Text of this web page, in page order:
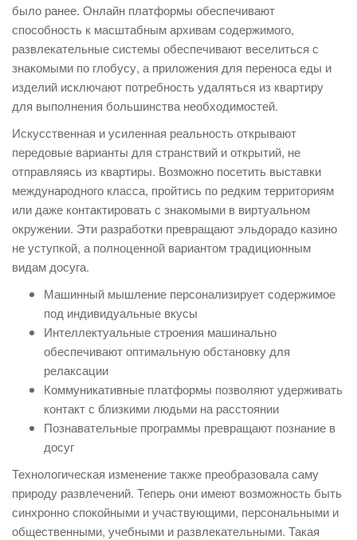
было ранее. Онлайн платформы обеспечивают
способность к масштабным архивам содержимого,
развлекательные системы обеспечивают веселиться с
знакомыми по глобусу, а приложения для переноса еды и
изделий исключают потребность удаляться из квартиру
для выполнения большинства необходимостей.
Искусственная и усиленная реальность открывают
передовые варианты для странствий и открытий, не
отправляясь из квартиры. Возможно посетить выставки
международного класса, пройтись по редким территориям
или даже контактировать с знакомыми в виртуальном
окружении. Эти разработки превращают эльдорадо казино
не уступкой, а полноценной вариантом традиционным
видам досуга.
Машинный мышление персонализирует содержимое
под индивидуальные вкусы
Интеллектуальные строения машинально
обеспечивают оптимальную обстановку для
релаксации
Коммуникативные платформы позволяют удерживать
контакт с близкими людьми на расстоянии
Познавательные программы превращают познание в
досуг
Технологическая изменение также преобразовала саму
природу развлечений. Теперь они имеют возможность быть
синхронно спокойными и участвующими, персональными и
общественными, учебными и развлекательными. Такая